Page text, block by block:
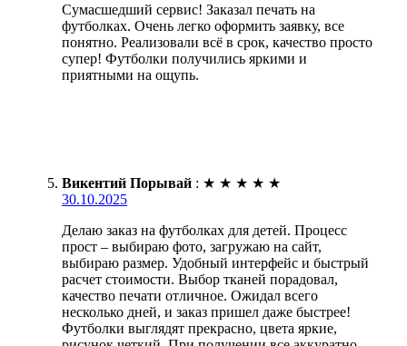
Сумасшедший сервис! Заказал печать на
футболках. Очень легко оформить заявку, все
понятно. Реализовали всё в срок, качество просто
супер! Футболки получились яркими и
приятными на ощупь.
Викентий Порывай : ★ ★ ★ ★ ★
30.10.2025
Делаю заказ на футболках для детей. Процесс
прост – выбираю фото, загружаю на сайт,
выбираю размер. Удобный интерфейс и быстрый
расчет стоимости. Выбор тканей порадовал,
качество печати отличное. Ожидал всего
несколько дней, и заказ пришел даже быстрее!
Футболки выглядят прекрасно, цвета яркие,